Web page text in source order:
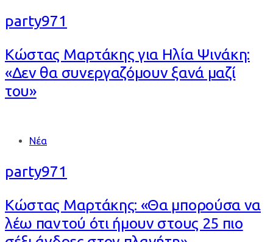
party971
Κώστας Μαρτάκης για Ηλία Ψινάκη:
«Δεν θα συνεργαζόμουν ξανά μαζί
του»
Tags Νέα
party971
Κώστας Μαρτάκης: «Θα μπορούσα να
λέω παντού ότι ήμουν στους 25 πιο